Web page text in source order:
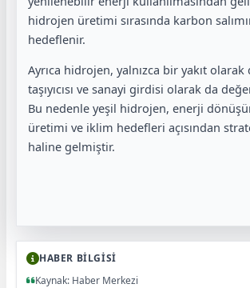
hidrojen üretimi sırasında karbon
hedeflenir.
Ayrıca hidrojen, yalnızca bir yakıt
taşıyıcısı ve sanayi girdisi olarak da
Bu nedenle yeşil hidrojen, enerji
üretimi ve iklim hedefleri açısından
haline gelmiştir.
HABER BİLGİSİ
Kaynak: Haber Merkezi